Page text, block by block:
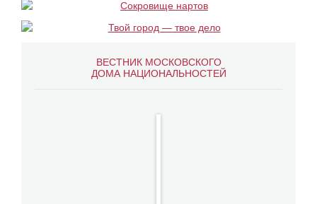
ВЕСТНИК МОСКОВСКОГО
ДОМА НАЦИОНАЛЬНОСТЕЙ